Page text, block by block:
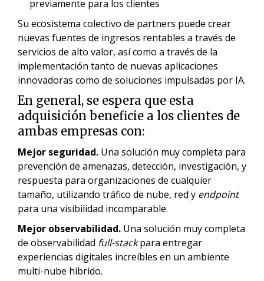
previamente para los clientes
Su ecosistema colectivo de partners puede crear
nuevas fuentes de ingresos rentables a través de
servicios de alto valor, así como a través de la
implementación tanto de nuevas aplicaciones
innovadoras como de soluciones impulsadas por IA.
En general, se espera que esta
adquisición beneficie a los clientes de
ambas empresas con:
Mejor seguridad. Una solución muy completa para
prevención de amenazas, detección, investigación, y
respuesta para organizaciones de cualquier
tamaño, utilizando tráfico de nube, red y endpoint
para una visibilidad incomparable.
Mejor observabilidad. Una solución muy completa
de observabilidad full-stackpara entregar
experiencias digitales increíbles en un ambiente
multi-nube híbrido.